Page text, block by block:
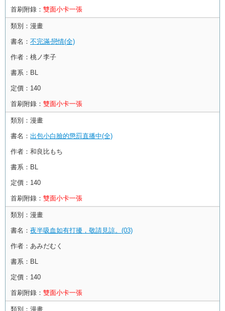
首刷附錄： 雙面小卡一張
類別： 漫畫
書名： 不完滿‧戀情(全)
作者： 桃ノ李子
書系： BL
定價： 140
首刷附錄： 雙面小卡一張
類別： 漫畫
書名： 出包小白臉的懲罰直播中(全)
作者： 和良比もち
書系： BL
定價： 140
首刷附錄： 雙面小卡一張
類別： 漫畫
書名： 夜半吸血如有打擾，敬請見諒。(03)
作者： あみだむく
書系： BL
定價： 140
首刷附錄： 雙面小卡一張
類別： 漫畫